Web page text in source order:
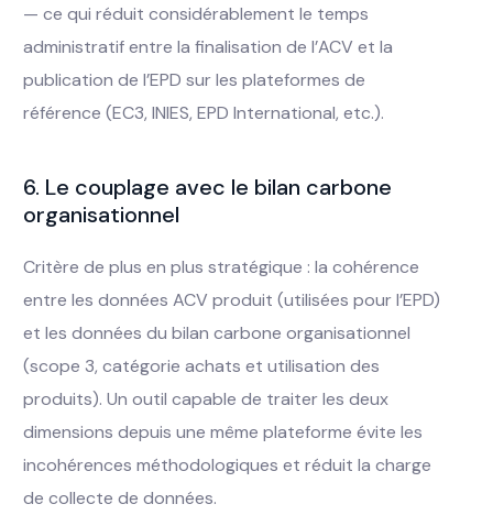
— ce qui réduit considérablement le temps
administratif entre la finalisation de l’ACV et la
publication de l’EPD sur les plateformes de
référence (EC3, INIES, EPD International, etc.).
6. Le couplage avec le bilan carbone
organisationnel
Critère de plus en plus stratégique : la cohérence
entre les données ACV produit (utilisées pour l’EPD)
et les données du bilan carbone organisationnel
(scope 3, catégorie achats et utilisation des
produits). Un outil capable de traiter les deux
dimensions depuis une même plateforme évite les
incohérences méthodologiques et réduit la charge
de collecte de données.